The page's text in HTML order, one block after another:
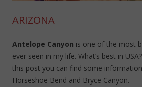
ARIZONA
Antelope Canyon is one of the most
ever seen in my life. What’s best in
this post you can find some
Horseshoe Bend and Bryce Canyon.